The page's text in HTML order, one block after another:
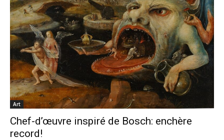
Art
Chef-d’œuvre inspiré de Bosch: enchère
record!